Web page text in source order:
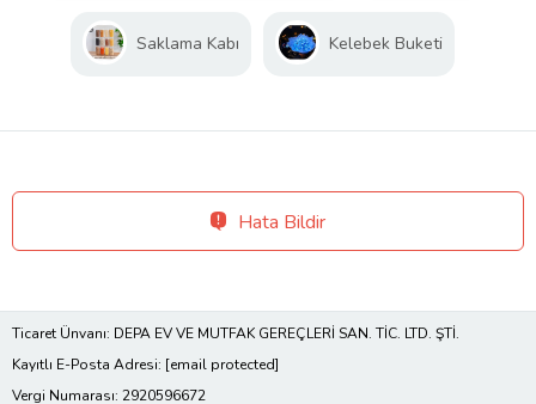
Saklama Kabı Kelebek Buketi
Hata Bildir
Ticaret Ünvanı: DEPA EV VE MUTFAK GEREÇLERİ SAN. TİC. LTD. ŞTİ.
Kayıtlı E-Posta Adresi: [email protected]
Vergi Numarası: 2920596672